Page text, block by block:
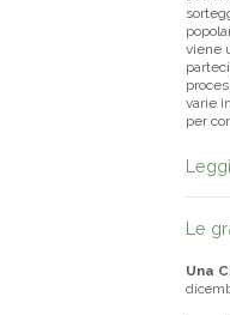
viene
varie
per
Le
Una